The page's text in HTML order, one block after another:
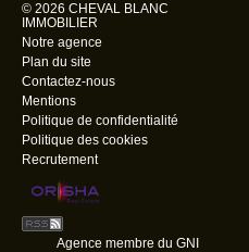
© 2026 CHEVAL BLANC
IMMOBILIER
Notre agence
Plan du site
Contactez-nous
Mentions
Politique de confidentialité
Politique des cookies
Recrutement
Agence membre du GNI